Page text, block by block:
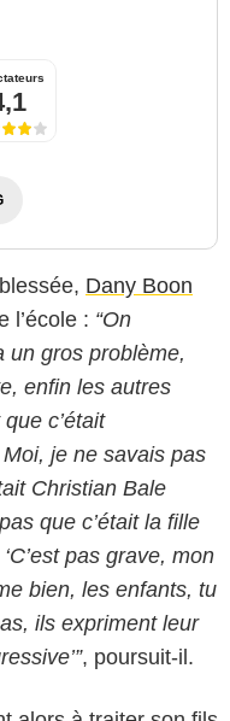
Dany Boon
l’école : “On
un gros problème,
enfin les autres
c’était
je ne savais pas
Christian Bale
que c’était la fille
pas grave, mon
bien, les enfants, tu
ils expriment leur
, poursuit-il.